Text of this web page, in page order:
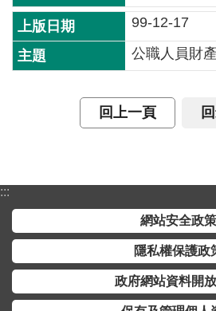
回
首
頁
民
箱
語
99-12-17
公職人員財
回上一頁
:::
網站安全政策
隱私權保護政
政府網站資料開